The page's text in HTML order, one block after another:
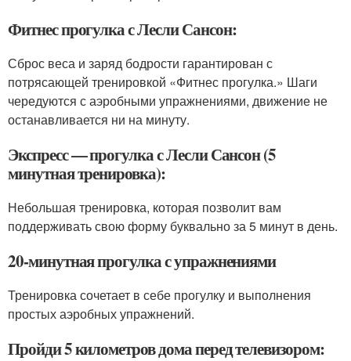
Фитнес прогулка с Лесли Сансон:
Сброс веса и заряд бодрости гарантирован с
потрясающей тренировкой «Фитнес прогулка.» Шаги
чередуются с аэробными упражнениями, движение не
останавливается ни на минуту.
Экспресс — прогулка с Лесли Сансон (5
минутная тренировка):
Небольшая тренировка, которая позволит вам
поддерживать свою форму буквально за 5 минут в день.
20-минутная прогулка с упражнениями
Тренировка сочетает в себе прогулку и выполнения
простых аэробных упражнений.
Пройди 5 километров дома перед телевизором: